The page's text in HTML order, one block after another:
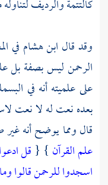
كالتتمة والرديف
وقد قال ابن هشام في
الرحمن ليس بصفة بل
على علميته أنه في
بعده نعت له لا نعت
قال ومما يوضح أنه غير
علم القرآن } { قل
اسجدوا للرحمن قالوا